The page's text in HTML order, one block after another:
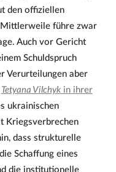
den offiziellen
führe zwar
Auch vor Gericht
Schuldspruch
Verurteilungen aber
Tetyana Vilchykin ihrer
ukrainischen
Kriegsverbrechen
dass strukturelle
Schaffung eines
die institutionelle